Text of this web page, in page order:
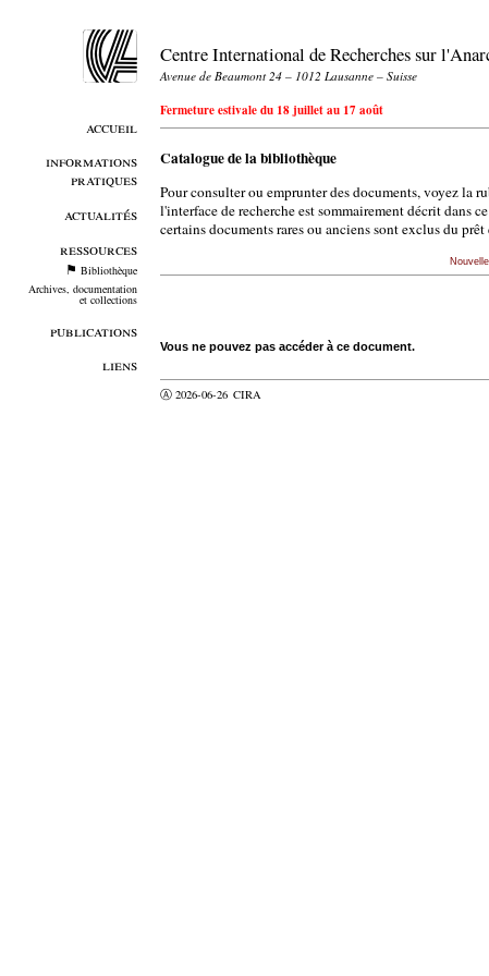
accueil
informations
pratiques
actualités
ressources
Bibliothèque
Archives, documentation
et collections
publications
liens
Centre International de Recherches sur
Avenue de Beaumont 24 – 1012 Lausanne – Suisse
Fermeture estivale du 18 juillet au 17 août
Catalogue de la bibliothèque
Pour consulter ou emprunter des documents, voyez la
l'interface de recherche est sommairement décrit dans ce
certains documents rares ou anciens sont exclus du
Vous ne pouvez pas accéder à ce document.
Ⓐ 2026-06-26 CIRA